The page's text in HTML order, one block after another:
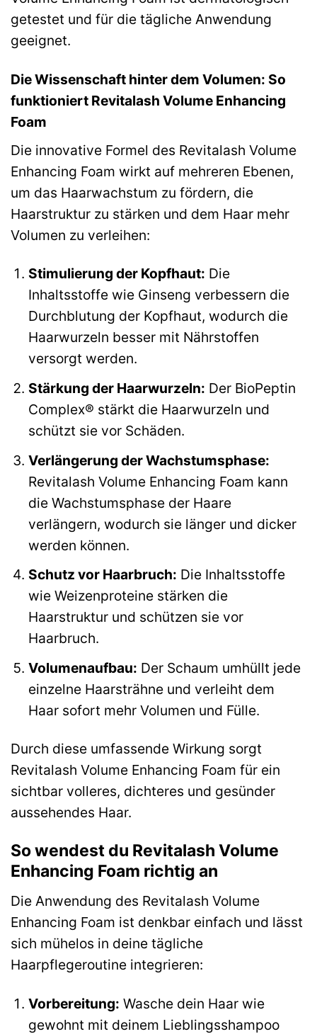
getestet und für die tägliche Anwendung
geeignet.
Die Wissenschaft hinter dem Volumen: So
funktioniert Revitalash Volume Enhancing
Foam
Die innovative Formel des Revitalash Volume
Enhancing Foam wirkt auf mehreren Ebenen,
um das Haarwachstum zu fördern, die
Haarstruktur zu stärken und dem Haar mehr
Volumen zu verleihen:
Stimulierung der Kopfhaut: Die
Inhaltsstoffe wie Ginseng verbessern die
Durchblutung der Kopfhaut, wodurch die
Haarwurzeln besser mit Nährstoffen
versorgt werden.
Stärkung der Haarwurzeln: Der BioPeptin
Complex® stärkt die Haarwurzeln und
schützt sie vor Schäden.
Verlängerung der Wachstumsphase:
Revitalash Volume Enhancing Foam kann
die Wachstumsphase der Haare
verlängern, wodurch sie länger und dicker
werden können.
Schutz vor Haarbruch: Die Inhaltsstoffe
wie Weizenproteine stärken die
Haarstruktur und schützen sie vor
Haarbruch.
Volumenaufbau: Der Schaum umhüllt jede
einzelne Haarsträhne und verleiht dem
Haar sofort mehr Volumen und Fülle.
Durch diese umfassende Wirkung sorgt
Revitalash Volume Enhancing Foam für ein
sichtbar volleres, dichteres und gesünder
aussehendes Haar.
So wendest du Revitalash Volume
Enhancing Foam richtig an
Die Anwendung des Revitalash Volume
Enhancing Foam ist denkbar einfach und lässt
sich mühelos in deine tägliche
Haarpflegeroutine integrieren:
Vorbereitung: Wasche dein Haar wie
gewohnt mit deinem Lieblingsshampoo